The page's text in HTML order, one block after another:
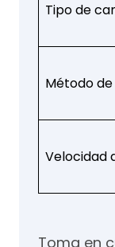
Tipo de
Método
Velocidad
Toma en